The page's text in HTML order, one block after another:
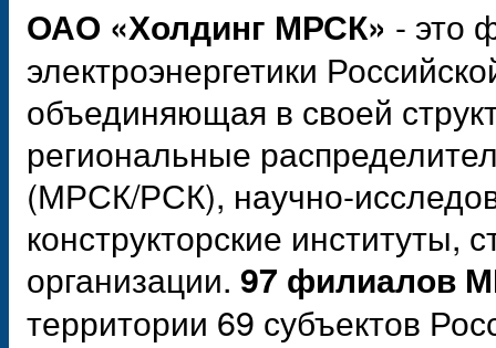
ОАО «Холдинг МРСК» - это
электроэнергетики
объединяющая в своей
региональные
(МРСК/РСК), научно-
конструкторские
организации. 97 филиалов
территории 69 субъектов